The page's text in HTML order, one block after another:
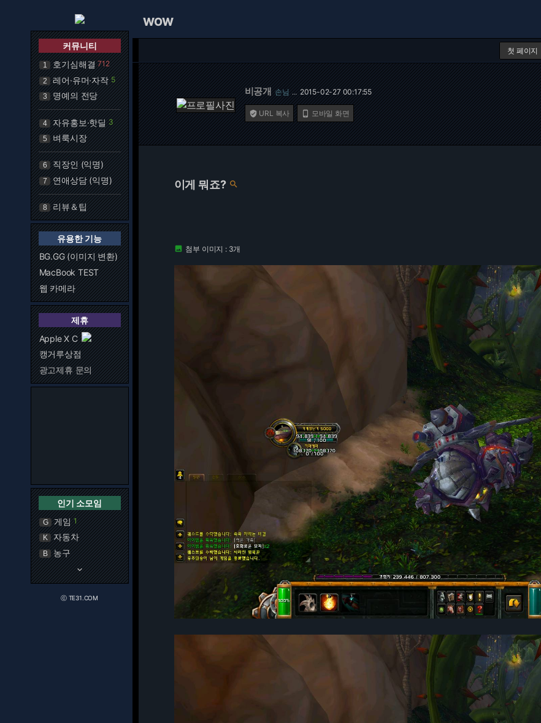
커뮤니티
1 호기심해결 712
2 레어·유머·자작 5
3 명예의 전당
4 자유홍보·핫딜 3
5 벼룩시장
6 직장인 (익명)
7 연애상담 (익명)
8 리뷰＆팁
유용한 기능
BG.GG (이미지 변환)
MacBook TEST
웹 카메라
제휴
Apple X C
캥거루상점
광고제휴 문의
인기 소모임
G 게임 1
K 자동차
B 농구
keyboard_arrow_down
ⓒ TE31.COM
WOW
첫 페이지
비공개 손님 … 2015-02-27 00:17:55
 URL 복사  모바일 화면
이게 뭐죠? 
 첨부 이미지 : 3개